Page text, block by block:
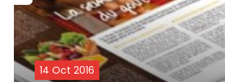
14 Oct 2016